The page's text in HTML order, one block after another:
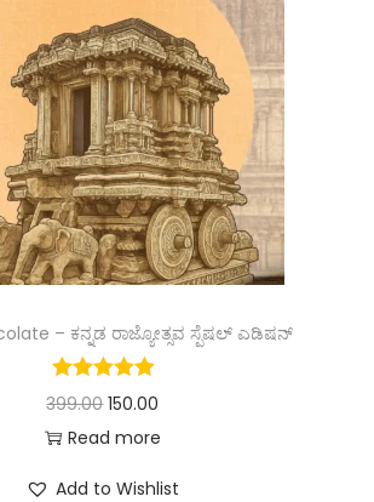
– ಕನ್ನಡ ರಾಜ್ಯೋತ್ಸವ ಸ್ಪೆಷಲ್ ಎಡಿಷನ್
399.00 150.00
Read more
Add to Wishlist